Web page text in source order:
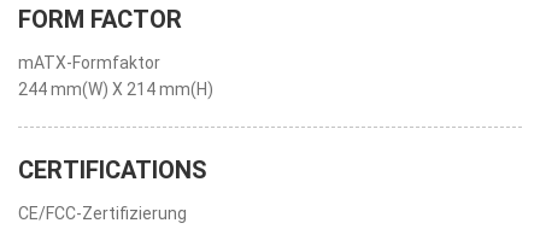
FORM FACTOR
mATX-Formfaktor
244 mm(W) X 214 mm(H)
CERTIFICATIONS
CE/FCC-Zertifizierung